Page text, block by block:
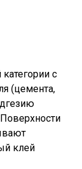
с
(цемента,
клей